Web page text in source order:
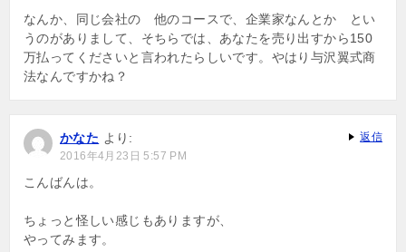
ョ
ン
なんか、同じ会社の 他のコースで、企業家なんとか とい
うのがありまして、そちらでは、あなたを売り出すから150
万払ってくださいと言われたらしいです。やはり与沢翼式商
法なんですかね？
かなた より:
2016年4月23日 5:57 PM
こんばんは。
ちょっと怪しい感じもありますが、
やってみます。
返信